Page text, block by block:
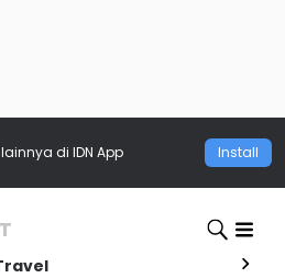
lainnya di IDN App Install